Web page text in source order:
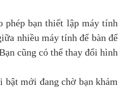
phép bạn thiết lập máy tính
nhiều máy tính để bàn để
cũng có thể thay đổi hình
mới đang chờ bạn khám